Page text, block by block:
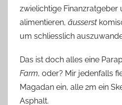
zwielichtige Finanzratgeber
alimentieren, äusserst
um schliesslich
Das ist doch alles eine
Farm, oder? Mir jedenfalls
Magadan ein, alle 2m ein
Asphalt.